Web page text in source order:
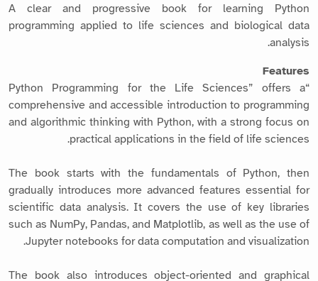
A clear and progressive book for learning Python
programming applied to life sciences and biological data
analysis.
Features
“Python Programming for the Life Sciences” offers a
comprehensive and accessible introduction to programming
and algorithmic thinking with Python, with a strong focus on
practical applications in the field of life sciences.
The book starts with the fundamentals of Python, then
gradually introduces more advanced features essential for
scientific data analysis. It covers the use of key libraries
such as NumPy, Pandas, and Matplotlib, as well as the use of
Jupyter notebooks for data computation and visualization.
The book also introduces object-oriented and graphical